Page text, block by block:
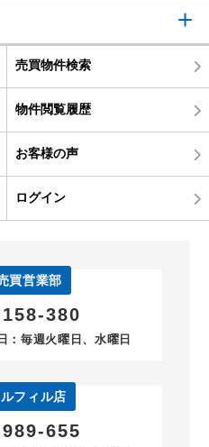
売買物件検索
物件閲覧履歴
お客様の声
ログイン
買営業部
380
毎週火曜日、水曜日
フィル店
655